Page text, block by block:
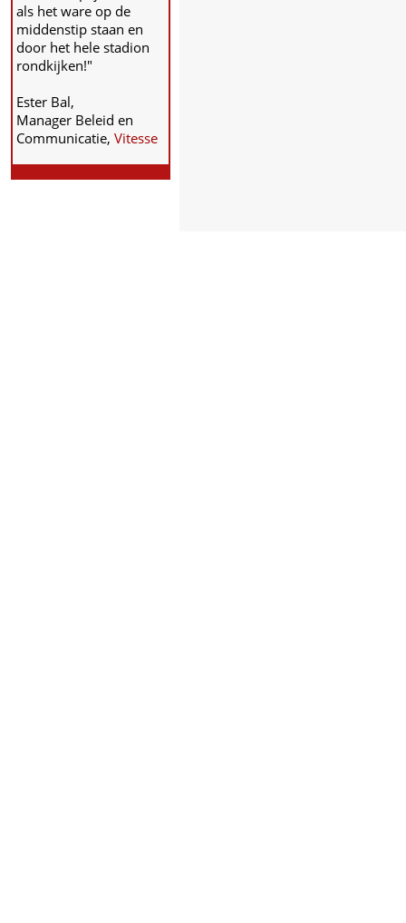
als het ware op de
middenstip staan en
door het hele stadion
rondkijken!"
Ester Bal,
Manager Beleid en
Communicatie, Vitesse